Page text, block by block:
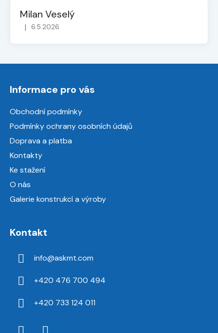
Milan Veselý
Hodnocení obchodu je 5 z 5 hvězdiček.
| 6.5.2026
Informace pro vás
Obchodní podmínky
Podmínky ochrany osobních údajů
Doprava a platba
Kontakty
Ke stažení
O nás
Galerie konstrukcí a výroby
Kontakt
info@askmt.com
+420 476 700 494
+420 733 124 011